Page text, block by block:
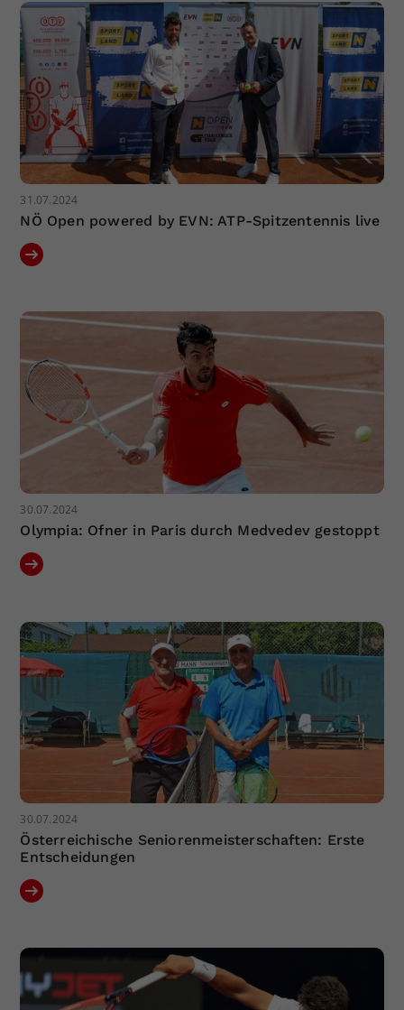
31.07.2024
NÖ Open powered by EVN: ATP-Spitzentennis live
30.07.2024
Olympia: Ofner in Paris durch Medvedev gestoppt
30.07.2024
Österreichische Seniorenmeisterschaften: Erste
Entscheidungen